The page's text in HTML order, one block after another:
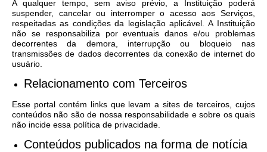
A qualquer tempo, sem aviso prévio, a Instituição poderá
suspender, cancelar ou interromper o acesso aos Serviços,
respeitadas as condições da legislação aplicável. A Instituição
não se responsabiliza por eventuais danos e/ou problemas
decorrentes da demora, interrupção ou bloqueio nas
transmissões de dados decorrentes da conexão de internet do
usuário.
Relacionamento com Terceiros
Esse portal contém links que levam a sites de terceiros, cujos
conteúdos não são de nossa responsabilidade e sobre os quais
não incide essa política de privacidade.
Conteúdos publicados na forma de notícia